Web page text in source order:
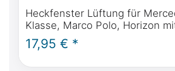
Heckfenster Lüftung für
Klasse, Marco Polo, Horizon
öffnendem Heckfenster
17,95 € *